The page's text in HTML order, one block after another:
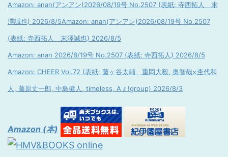
Amazon: anan(アンアン)2026/08/19号 No.2507 (表紙: 寺西拓人 末
澤誠也) 2026/8/5Amazon: anan(アンアン)2026/08/19号 No.2507
(表紙: 寺西拓人 末澤誠也) 2026/8/5
Amazon: anan 2026/8/19号 No.2507 (表紙: 寺西拓人) 2026/8/5
Amazon: CHEER Vol.72 (表紙: 藤ヶ谷太輔 重岡大毅, 奥智哉×杢代和
人, 藤原丈一郎, 中島健人, timeless, Aぇ!group) 2026/8/3
Amazon (本)